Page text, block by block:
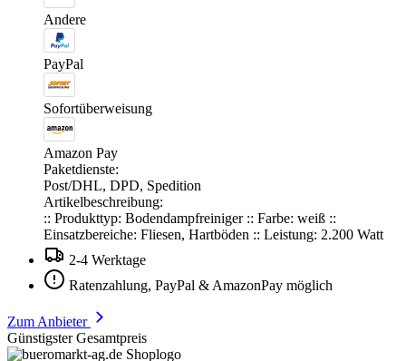
Andere
PayPal
Sofortüberweisung
Amazon Pay
Paketdienste:
Post/DHL, DPD, Spedition
Artikelbeschreibung:
:: Produkttyp: Bodendampfreiniger :: Farbe: weiß ::
Einsatzbereiche: Fliesen, Hartböden :: Leistung: 2.200 Watt
2-4 Werktage
Ratenzahlung, PayPal & AmazonPay möglich
Zum Anbieter
Günstigster Gesamtpreis